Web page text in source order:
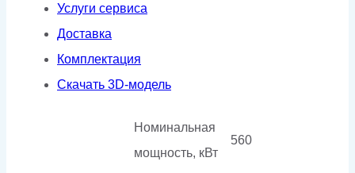
Услуги сервиса
Доставка
Комплектация
Скачать 3D-модель
Номинальная
мощность, кВт
560